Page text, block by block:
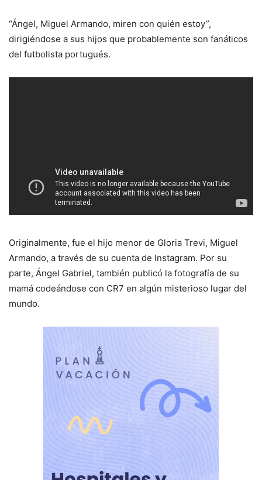
“Ángel, Miguel Armando, miren con quién estoy”,
dirigiéndose a sus hijos que probablemente son fanáticos
del futbolista portugués.
Originalmente, fue el hijo menor de Gloria Trevi, Miguel
Armando, a través de su cuenta de Instagram. Por su
parte, Ángel Gabriel, también publicó la fotografía de su
mamá codeándose con CR7 en algún misterioso lugar del
mundo.